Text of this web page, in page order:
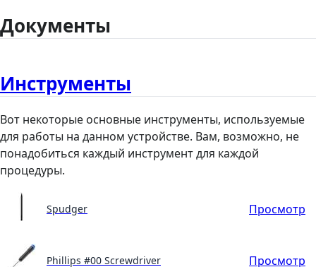
Документы
Инструменты
Вот некоторые основные инструменты, используемые
для работы на данном устройстве. Вам, возможно, не
понадобиться каждый инструмент для каждой
процедуры.
Spudger Просмотр
Phillips #00 Screwdriver Просмотр